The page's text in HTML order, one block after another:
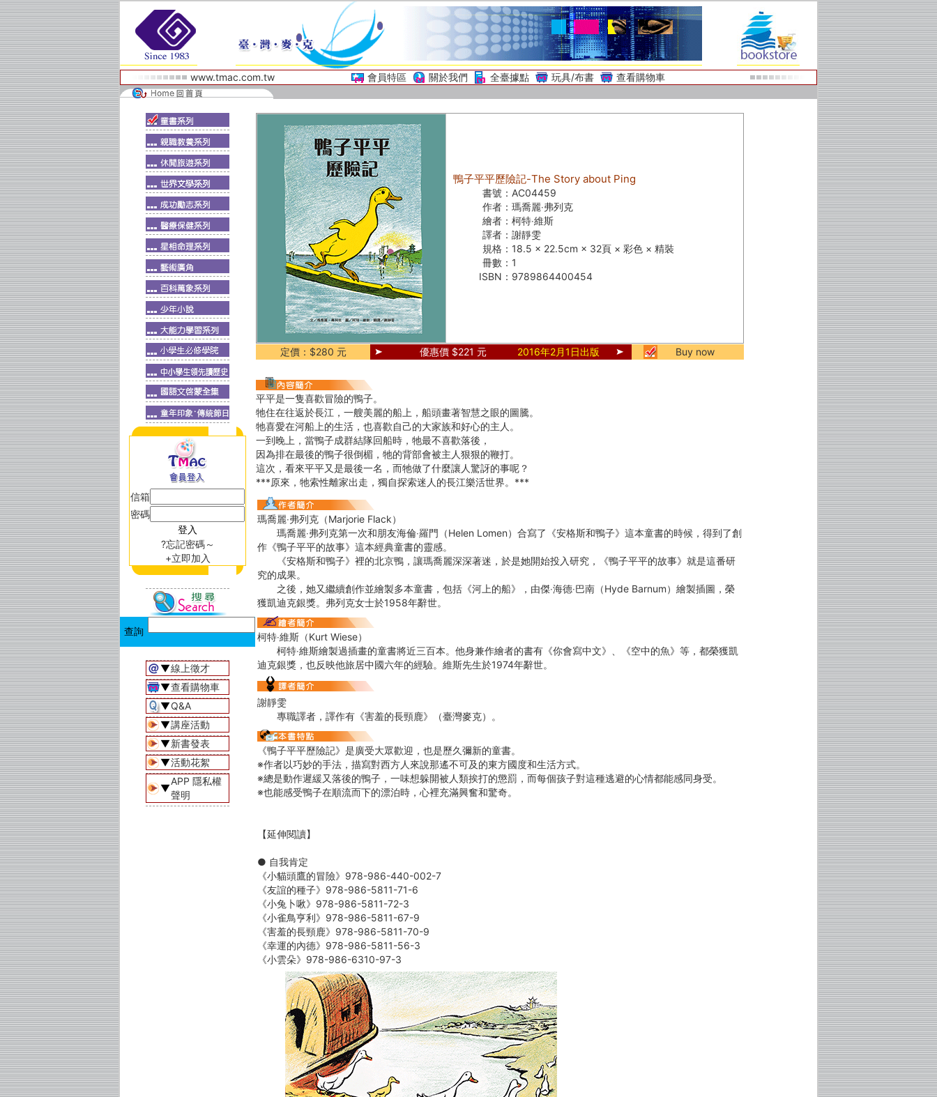
www.tmac.com.tw 會員特區 關於我們 全臺據點 玩具/布書 查看購物車
信箱
密碼
?忘記密碼～
+立即加入
▼線上徵才
▼查看購物車
▼Q&A
▼講座活動
▼新書發表
▼活動花絮
▼
APP 隱私權
聲明
鴨子平平歷險記-The Story about Ping
書號： AC04459
作者： 瑪喬麗‧弗列克
繪者： 柯特‧維斯
譯者： 謝靜雯
規格： 18.5 × 22.5cm × 32頁 × 彩色 × 精裝
冊數： 1
ISBN： 9789864400454
定價：$280 元 優惠價 $221 元 2016年2月1日出版 Buy now
平平是一隻喜歡冒險的鴨子。
牠住在往返於長江，一艘美麗的船上，船頭畫著智慧之眼的圖騰。
牠喜愛在河船上的生活，也喜歡自己的大家族和好心的主人。
一到晚上，當鴨子成群結隊回船時，牠最不喜歡落後，
因為排在最後的鴨子很倒楣，牠的背部會被主人狠狠的鞭打。
這次，看來平平又是最後一名，而牠做了什麼讓人驚訝的事呢？
***原來，牠索性離家出走，獨自探索迷人的長江樂活世界。***
瑪喬麗‧弗列克（Marjorie Flack）
瑪喬麗‧弗列克第一次和朋友海倫‧羅門（Helen Lomen）合寫了《安格斯和鴨子》這本童書的時候，得到了創
作《鴨子平平的故事》這本經典童書的靈感。
《安格斯和鴨子》裡的北京鴨，讓瑪喬麗深深著迷，於是她開始投入研究，《鴨子平平的故事》就是這番研
究的成果。
之後，她又繼續創作並繪製多本童書，包括《河上的船》，由傑‧海德‧巴南（Hyde Barnum）繪製插圖，榮
獲凱迪克銀獎。弗列克女士於1958年辭世。
柯特‧維斯（Kurt Wiese）
柯特‧維斯繪製過插畫的童書將近三百本。他身兼作繪者的書有《你會寫中文》、《空中的魚》等，都榮獲凱
迪克銀獎，也反映他旅居中國六年的經驗。維斯先生於1974年辭世。
謝靜雯
專職譯者，譯作有《害羞的長頸鹿》（臺灣麥克）。
《鴨子平平歷險記》是廣受大眾歡迎，也是歷久彌新的童書。
※作者以巧妙的手法，描寫對西方人來說那遙不可及的東方國度和生活方式。
※總是動作遲緩又落後的鴨子，一味想躲開被人類挨打的懲罰，而每個孩子對這種逃避的心情都能感同身受。
※也能感受鴨子在順流而下的漂泊時，心裡充滿興奮和驚奇。
【延伸閱讀】
● 自我肯定
《小貓頭鷹的冒險》978-986-440-002-7
《友誼的種子》978-986-5811-71-6
《小兔卜啾》978-986-5811-72-3
《小雀鳥亨利》978-986-5811-67-9
《害羞的長頸鹿》978-986-5811-70-9
《幸運的內德》978-986-5811-56-3
《小雲朵》978-986-6310-97-3